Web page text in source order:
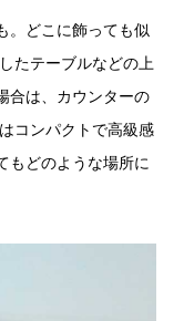
。どこに飾っても似
たテーブルなどの上
合は、カウンターの
コンパクトで高級感
もどのような場所に